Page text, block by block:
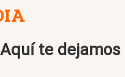
Aquí te dejamos